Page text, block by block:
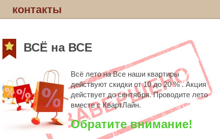
контакты
ВСЁ на ВСЕ
Всё лето на Все наши квартиры
действуют скидки от 10 до 20 % . Акция
действует до сентября. Проводите лето
вместе с КвартЛайн.
Обратите внимание!